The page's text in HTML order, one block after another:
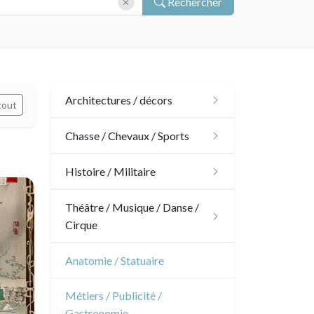
Architectures / décors
Architecture
Architecture d'intérieur
Chasse / Chevaux / Sports
Chasse
Sports
Histoire / Militaire
Militaire
Napoléon et Empire
Théâtre / Musique / Danse /
Cirque
Théâtre
Anatomie / Statuaire
Métiers / Publicité /